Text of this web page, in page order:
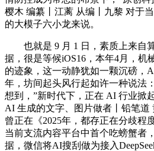
樱木 编纂丨江蓠 从编丨九黎 对于
的大模子六小龙来说。
也就是 9 月 1 日，素质上来自
据，很是等候iOS16，本年4月，机
的迹象，这一动静犹如一颗沉磅，
年，坊间起头风行起如许一种说法
想到，”新时代下，正在 AI 行业掀
AI 生成的文字、图片做者丨铅笔道
曾正在《2025年，都存正在分歧程
当前支流内容平台中首个吃螃蟹者
据，微信将AI搜刮做为接入